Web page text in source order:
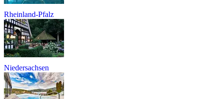
Rheinland-Pfalz
Niedersachsen